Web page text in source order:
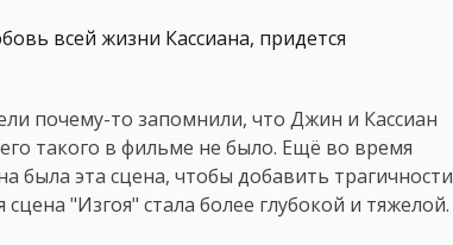
всей жизни Кассиана, придется
почему-то запомнили, что Джин и Кассиан
такого в фильме не было. Ещё во время
была эта сцена, чтобы добавить трагичности
"Изгоя" стала более глубокой и тяжелой.